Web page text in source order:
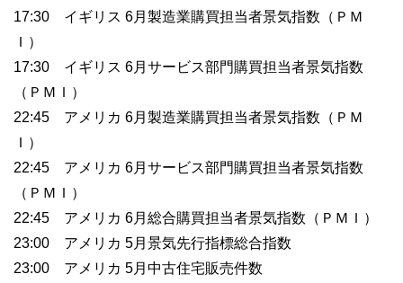
17:30 イギリス 6月製造業購買担当者景気指数（ＰＭ
Ｉ）
17:30 イギリス 6月サービス部門購買担当者景気指数
（ＰＭＩ）
22:45 アメリカ 6月製造業購買担当者景気指数（ＰＭ
Ｉ）
22:45 アメリカ 6月サービス部門購買担当者景気指数
（ＰＭＩ）
22:45 アメリカ 6月総合購買担当者景気指数（ＰＭＩ）
23:00 アメリカ 5月景気先行指標総合指数
23:00 アメリカ 5月中古住宅販売件数